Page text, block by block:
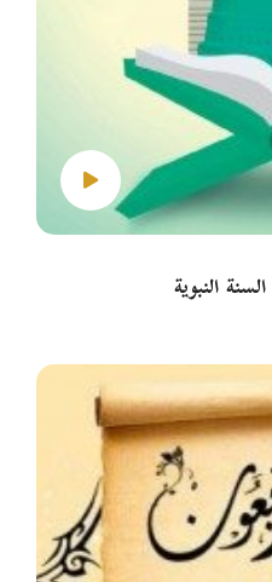
النبوية